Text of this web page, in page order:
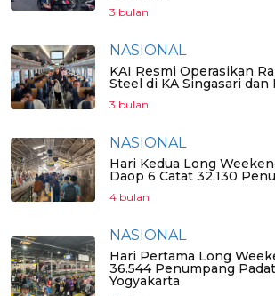
3 bulan
NASIONAL
KAI Resmi Operasikan
Steel di KA Singasari
3 bulan
NASIONAL
Hari Kedua Long
Daop 6 Catat 32.130
4 bulan
NASIONAL
Hari Pertama Long
36.544 Penumpang
Yogyakarta